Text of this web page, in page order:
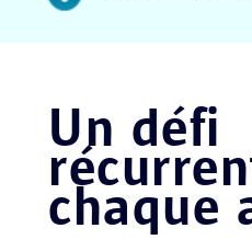
Un défi
chaque